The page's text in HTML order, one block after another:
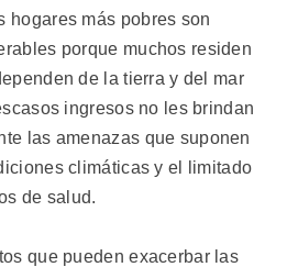
hogares más pobres son
porque muchos residen
de la tierra y del mar
ingresos no les brindan
las amenazas que suponen
climáticas y el limitado
de salud.
que pueden exacerbar las